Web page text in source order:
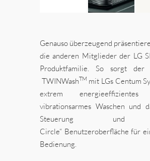
Genauso überzeugend
die anderen Mitglieder der LG
Produktfamilie. So sorgt der
TWINWashTM mit LGs Centum
extrem
vibrationsarmes Waschen und
Steuerung und
Circle“ Benutzeroberfläche für
Bedienung.